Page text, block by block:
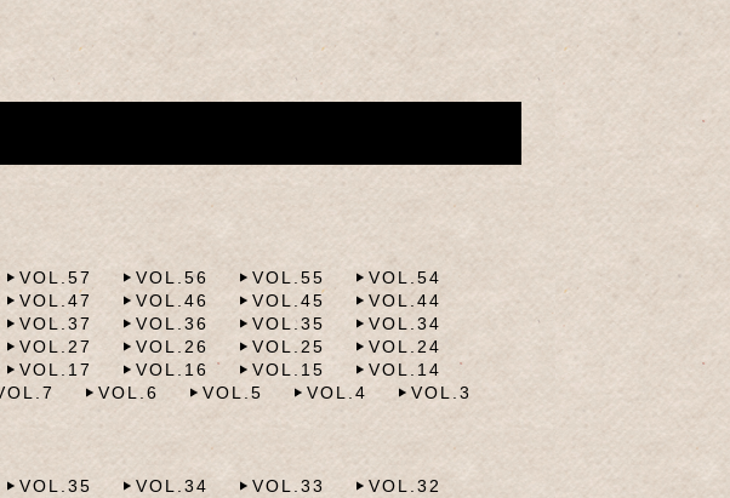
VOL.57 VOL.56 VOL.55
VOL.54
VOL.47 VOL.46 VOL.45
VOL.44
VOL.37 VOL.36 VOL.35
VOL.34
VOL.27 VOL.26 VOL.25
VOL.24
VOL.17 VOL.16 VOL.15
VOL.14
VOL.6 VOL.5 VOL.4
VOL.3
VOL.35 VOL.34 VOL.33
VOL.32